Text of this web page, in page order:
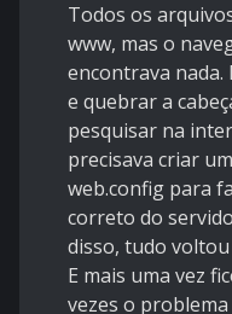
Todos os
www, mas o
encontrava
e quebrar a
pesquisar na
precisava criar
web.config para
correto do
disso, tudo
E mais uma vez
vezes o